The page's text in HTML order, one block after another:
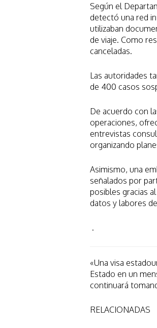
Según el
detectó una red
utilizaban
de viaje. Como
canceladas.
Las autoridades
de 400 casos
De acuerdo con
operaciones,
entrevistas
organizando
Asimismo, una
señalados por
posibles gracias
datos y labores
.
«Una visa
Estado en un
continuará
RELACIONADAS